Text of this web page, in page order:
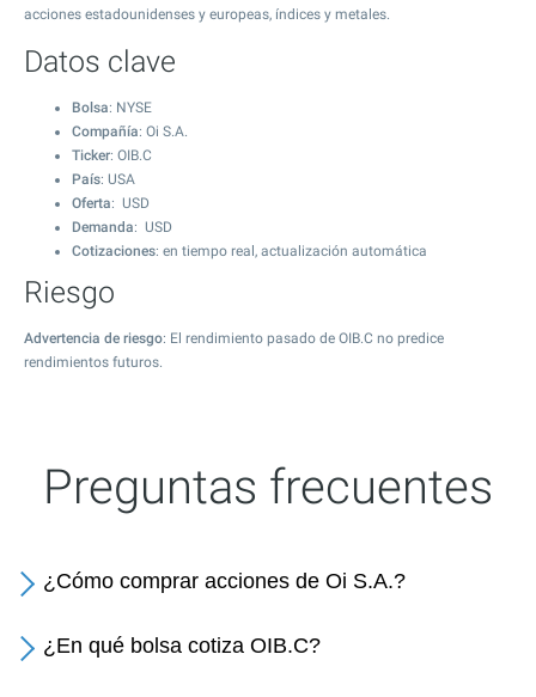
acciones estadounidenses y europeas, índices y metales.
Datos clave
Bolsa: NYSE
Compañía: Oi S.A.
Ticker: OIB.C
País: USA
Oferta: USD
Demanda: USD
Cotizaciones: en tiempo real, actualización automática
Riesgo
Advertencia de riesgo: El rendimiento pasado de OIB.C no predice
rendimientos futuros.
Preguntas frecuentes
¿Cómo comprar acciones de Oi S.A.?
¿En qué bolsa cotiza OIB.C?